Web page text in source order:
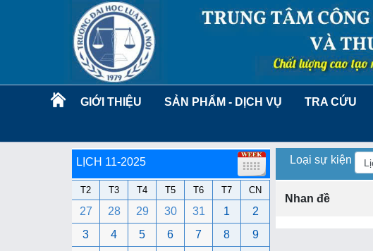
GIỚI THIỆU SẢN PHẨM - DỊCH VỤ TRA CỨU
LỊCH 11-2025
T2 T3 T4 T5 T6 T7 CN
27 28 29 30 31 1
2
3
4 5 6 7 8
9
Loại sự kiện
Nhan đề